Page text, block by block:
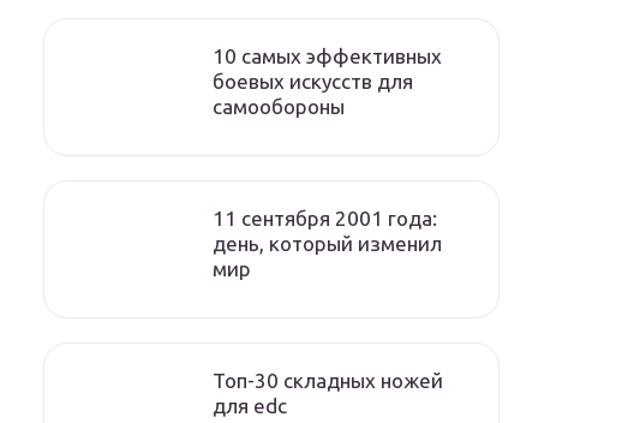
10 самых эффективных
боевых искусств для
самообороны
11 сентября 2001 года:
день, который изменил
мир
Топ-30 складных ножей
для edc